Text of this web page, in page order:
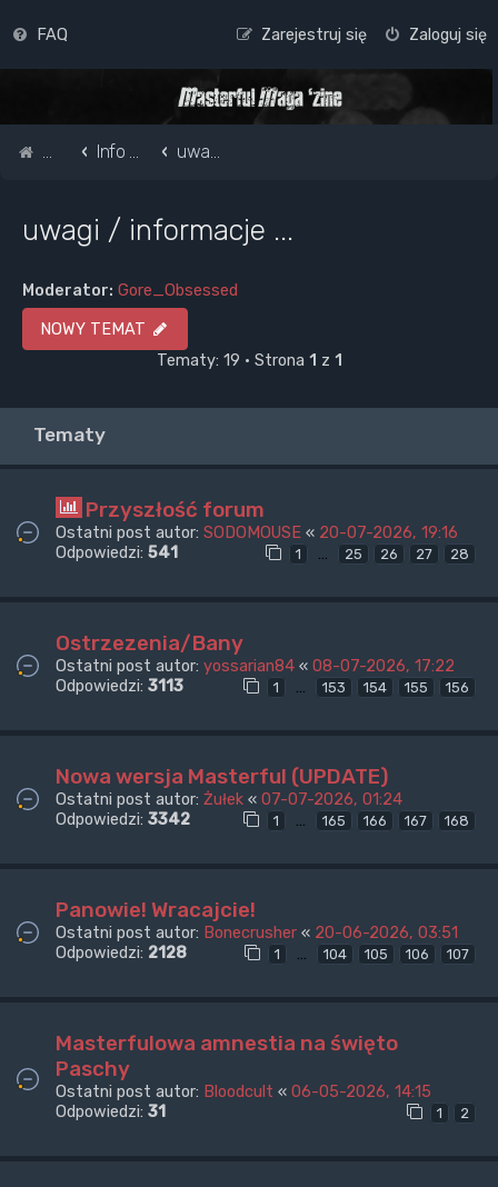
FAQ Zaloguj się
Zarejestruj się
Strona główna
Info o masterful i forum uwagi / informacje ...
uwagi / informacje ...
Moderator: Gore_Obsessed
NOWY TEMAT
Tematy: 19 • Strona 1 z 1
Tematy
Przyszłość forum
Ostatni post autor: SODOMOUSE « 20-07-2026, 19:16
Odpowiedzi: 541 1 … 25 26 27 28
Ostrzezenia/Bany
Ostatni post autor: yossarian84 « 08-07-2026, 17:22
Odpowiedzi: 3113 1 … 153 154 155 156
Nowa wersja Masterful (UPDATE)
Ostatni post autor: Żułek « 07-07-2026, 01:24
Odpowiedzi: 3342 1 … 165 166 167 168
Panowie! Wracajcie!
Ostatni post autor: Bonecrusher « 20-06-2026, 03:51
Odpowiedzi: 2128 1 … 104 105 106 107
Masterfulowa amnestia na święto
Paschy
Ostatni post autor: Bloodcult « 06-05-2026, 14:15
Odpowiedzi: 31 1 2